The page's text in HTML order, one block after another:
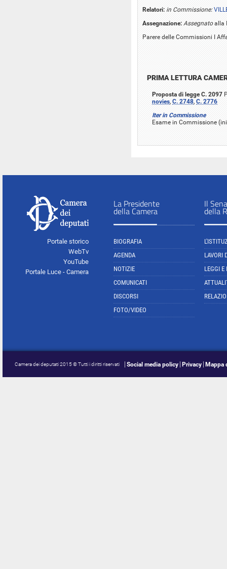
Relatori: in Commissione:
Assegnazione: Assegnatoalla
Parere delle Commissioni I
PRIMA LETTURA
Proposta di legge C. 2097
novies, C. 2748, C. 2776
Iter in Commissione
Esame in Commissione
Portale storico
WebTv
YouTube
Portale Luce - Camera
La Presidente
della Camera
BIOGRAFIA
AGENDA
NOTIZIE
COMUNICATI
DISCORSI
FOTO/VIDEO
Il
della
LAVORI
LEGGI E
Camera dei deputati 2015 © Tutti i diritti riservati Social media policy Privacy Mappa